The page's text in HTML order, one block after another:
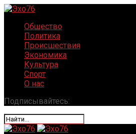
Общество
Политика
Происшествия
Экономика
Культура
Спорт
О нас
Подписывайтесь: